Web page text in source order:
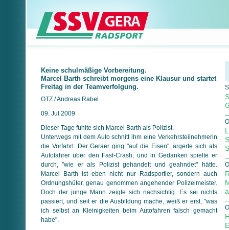
Keine schulmäßige Vorbereitung.
Marcel Barth schreibt morgens eine Klausur und startet
Freitag in der Teamverfolgung.
OTZ / Andreas Rabel
09. Jul 2009
Dieser Tage fühlte sich Marcel Barth als Polizist.
Unterwegs mit dem Auto schnitt ihm eine Verkehrsteilnehmerin
die Vorfahrt. Der Geraer ging "auf die Eisen", ärgerte sich als
Autofahrer über den Fast-Crash, und in Gedanken spielte er
durch, "wie er als Polizist gehandelt und geahndet" hätte.
Marcel Barth ist eben nicht nur Radsportler, sondern auch
Ordnungshüter, genau genommen angehender Polizeimeister.
Doch der junge Mann zeigte sich nachsichtig. Es sei nichts
passiert, und seit er die Ausbildung mache, weiß er erst, "was
ich selbst an Kleinigkeiten beim Autofahren falsch gemacht
habe".